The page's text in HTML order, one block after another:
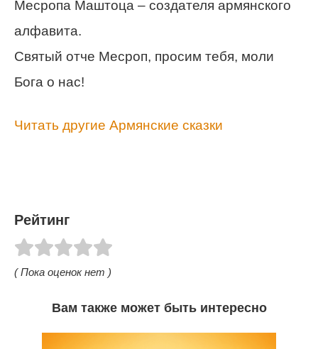
Месропа Маштоца – создателя армянского
алфавита.
Святый отче Месроп, просим тебя, моли
Бога о нас!
Читать другие Армянские сказки
Рейтинг
( Пока оценок нет )
Вам также может быть интересно